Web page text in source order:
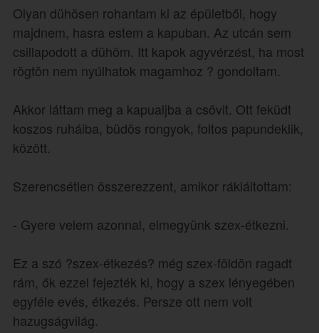
Olyan dühösen rohantam ki az épületből, hogy
majdnem, hasra estem a kapuban. Az utcán sem
csillapodott a dühöm. Itt kapok agyvérzést, ha most
rögtön nem nyúlhatok magamhoz ? gondoltam.
Akkor láttam meg a kapualjba a csövit. Ott feküdt
koszos ruháiba, büdös rongyok, foltos papundeklik,
között.
Szerencsétlen összerezzent, amikor rákiáltottam:
- Gyere velem azonnal, elmegyünk szex-étkezni.
Ez a szó ?szex-étkezés? még szex-földön ragadt
rám, ők ezzel fejezték ki, hogy a szex lényegében
egyféle evés, étkezés. Persze ott nem volt
hazugságvilág.